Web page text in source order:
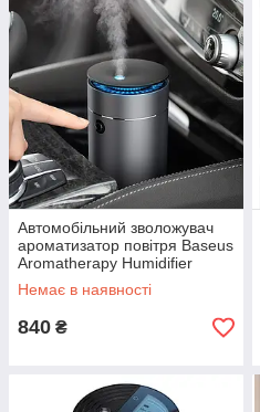
Автомобільний зволожувач
ароматизатор повітря Baseus
Aromatherapy Humidifier
Немає в наявності
840 ₴